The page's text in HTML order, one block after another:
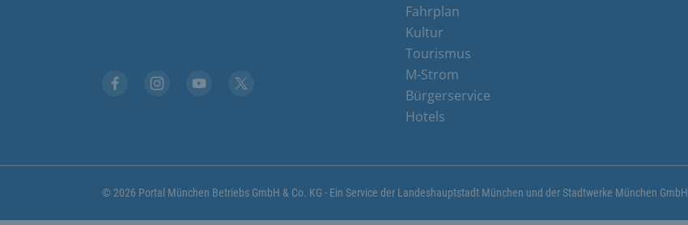
Fahrplan
Kultur
Tourismus
M-Strom
Bürgerservice
Hotels
© 2026 Portal München Betriebs GmbH & Co. KG - Ein Service der Landeshauptstadt München und der Stadtwerke München GmbH